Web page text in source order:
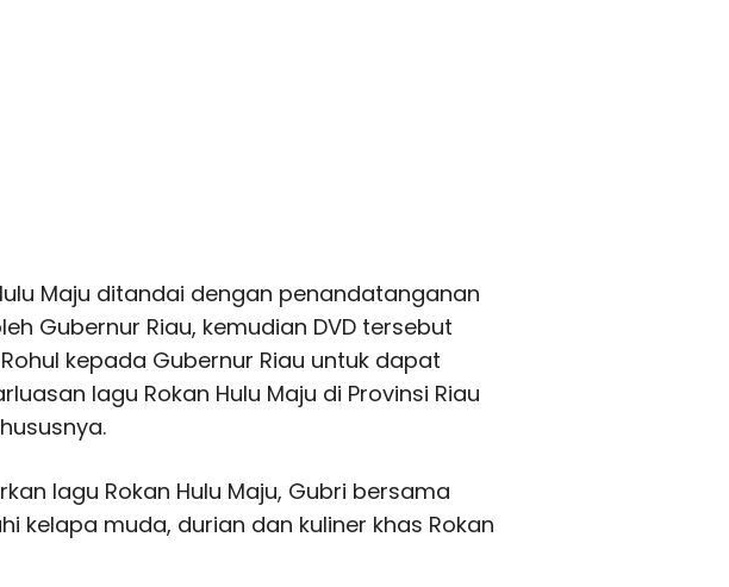
Maju ditandai dengan penandatanganan
Gubernur Riau, kemudian DVD tersebut
kepada Gubernur Riau untuk dapat
lagu Rokan Hulu Maju di Provinsi Riau
lagu Rokan Hulu Maju, Gubri bersama
kelapa muda, durian dan kuliner khas Rokan